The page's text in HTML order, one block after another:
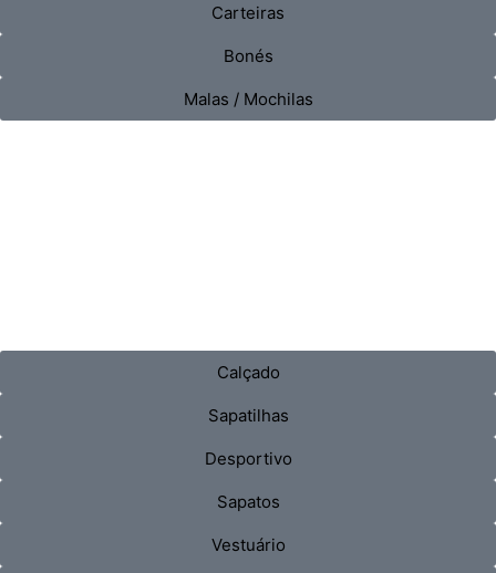
Carteiras
Bonés
Malas / Mochilas
Calçado
Sapatilhas
Desportivo
Sapatos
Vestuário